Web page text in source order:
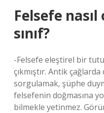
Felsefe
sınıf?
-Felsefe eleştirel bir
çıkmıştır. Antik
sorgulamak, şüphe
felsefenin doğmasına
bilmekle yetinmez.